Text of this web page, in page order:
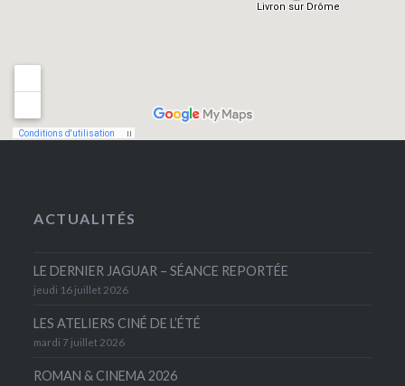
ACTUALITÉS
LE DERNIER JAGUAR – SÉANCE REPORTÉE
jeudi 16 juillet 2026
LES ATELIERS CINÉ DE L’ÉTÉ
mardi 7 juillet 2026
ROMAN & CINEMA 2026